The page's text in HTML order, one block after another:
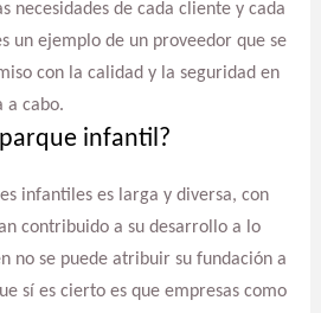
necesidades de cada cliente y cada
un ejemplo de un proveedor que se
con la calidad y la seguridad en
a cabo.
infantil?
infantiles es larga y diversa, con
contribuido a su desarrollo a lo
no se puede atribuir su fundación a
sí es cierto es que empresas como